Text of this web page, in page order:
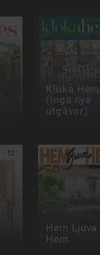
Kloka Hem
(Inga nya
utgåvor)
Hem Ljuva
Hem